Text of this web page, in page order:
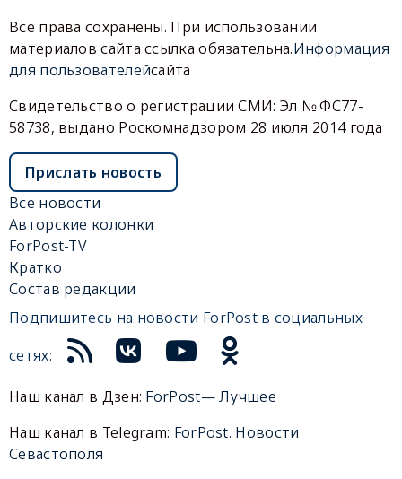
Все права сохранены. При использовании
материалов сайта ссылка обязательна.Информация
для пользователейсайта
Свидетельство о регистрации СМИ: Эл № ФС77-
58738, выдано Роскомнадзором 28 июля 2014 года
Прислать новость
Все новости
Авторские колонки
ForPost-TV
Кратко
Состав редакции
Подпишитесь на новости ForPost в социальных
сетях:
Наш канал в Дзен: ForPost— Лучшее
Наш канал в Telegram: ForPost. Новости
Севастополя